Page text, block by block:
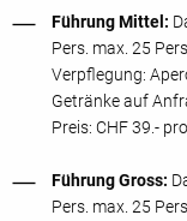
Führung Mittel:
Pers. max. 25 Pers.
Verpflegung:
Getränke auf
Preis: CHF 39.-
Führung Gross:
Pers. max. 25 Pers.